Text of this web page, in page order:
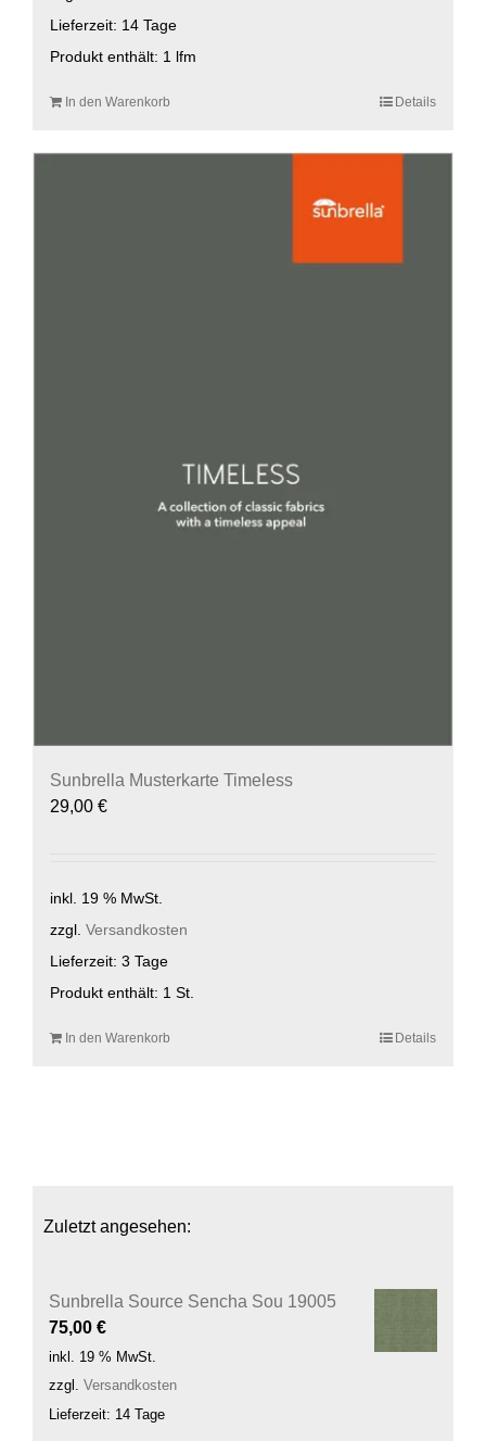
Lieferzeit: 14 Tage
Produkt enthält: 1 lfm
In den Warenkorb Details
Sunbrella Musterkarte Timeless
29,00 €
inkl. 19 % MwSt.
zzgl. Versandkosten
Lieferzeit: 3 Tage
Produkt enthält: 1 St.
In den Warenkorb Details
Zuletzt angesehen:
Sunbrella Source Sencha Sou 19005
75,00 €
inkl. 19 % MwSt.
zzgl. Versandkosten
Lieferzeit: 14 Tage